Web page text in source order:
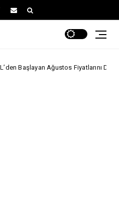
Fiyatlarını Duyurdu